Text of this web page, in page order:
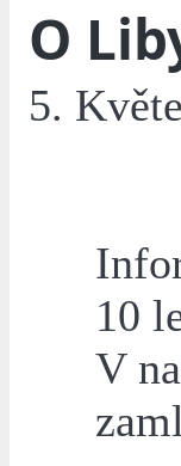
O
5.
10
V